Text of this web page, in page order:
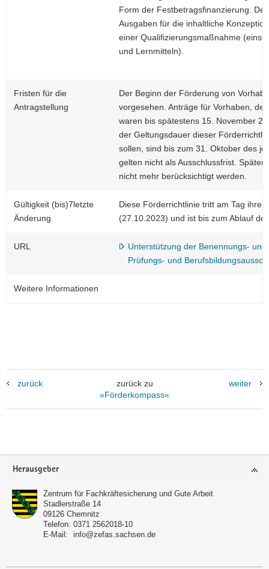
Form der Festbetragsfinanzierung.
Ausgaben für die inhaltliche
einer Qualifizierungsmaßnahme
und Lernmitteln).
Fristen für die
Antragstellung
Der Beginn der Förderung von
vorgesehen. Anträge für Vorhaben,
waren bis spätestens 15. November
der Geltungsdauer dieser
sollen, sind bis zum 31. Oktober des
gelten nicht als Ausschlussfrist.
nicht mehr berücksichtigt werden.
Gültigkeit (bis)7letzte
Änderung
Diese Förderrichtlinie tritt am Tag
(27.10.2023) und ist bis zum Ablauf
URL
Unterstützung der Benennungs-
Prüfungs- und
Weitere Informationen
zurück
zurück zu
»Förderkompass«
weiter
Footer-
Herausgeber
Zentrum für Fachkräftesicherung und Gute Arbeit
Stadlerstraße 14
09126 Chemnitz
Telefon: 0371 2562018-10
E-Mail:
info@zefas.sachsen.de